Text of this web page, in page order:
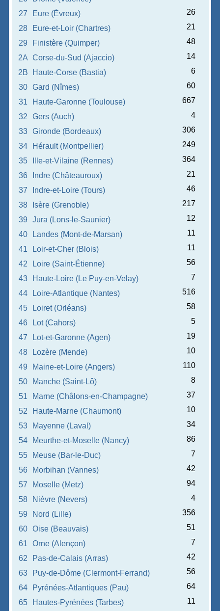
27
Eure (Évreux)
26
28
Eure-et-Loir (Chartres)
21
29
Finistère (Quimper)
48
2A Corse-du-Sud (Ajaccio)
14
2B
Haute-Corse (Bastia)
6
30
Gard (Nîmes)
60
31
Haute-Garonne (Toulouse)
667
32
Gers (Auch)
4
33
Gironde (Bordeaux)
306
34
Hérault (Montpellier)
249
35
Ille-et-Vilaine (Rennes)
364
36
Indre (Châteauroux)
21
37
Indre-et-Loire (Tours)
46
38
Isère (Grenoble)
217
39
Jura (Lons-le-Saunier)
12
40
Landes (Mont-de-Marsan)
11
41
Loir-et-Cher (Blois)
11
42
Loire (Saint-Étienne)
56
43
Haute-Loire (Le Puy-en-Velay)
7
44
Loire-Atlantique (Nantes)
516
45
Loiret (Orléans)
58
46
Lot (Cahors)
5
47
Lot-et-Garonne (Agen)
19
48
Lozère (Mende)
10
49
Maine-et-Loire (Angers)
110
50
Manche (Saint-Lô)
8
51
Marne (Châlons-en-Champagne)
37
52
Haute-Marne (Chaumont)
10
53
Mayenne (Laval)
34
54
Meurthe-et-Moselle (Nancy)
86
55
Meuse (Bar-le-Duc)
7
56
Morbihan (Vannes)
42
57
Moselle (Metz)
94
58
Nièvre (Nevers)
4
59
Nord (Lille)
356
60
Oise (Beauvais)
51
61
Orne (Alençon)
7
62
Pas-de-Calais (Arras)
42
63
Puy-de-Dôme (Clermont-Ferrand)
56
64
Pyrénées-Atlantiques (Pau)
64
65
Hautes-Pyrénées (Tarbes)
11